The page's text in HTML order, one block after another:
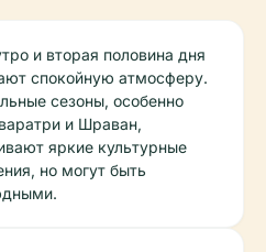
и вторая половина дня
спокойную атмосферу.
сезоны, особенно
и Шраван,
яркие культурные
но могут быть